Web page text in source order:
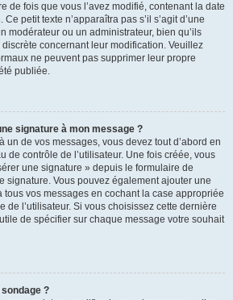
de fois que vous l’avez modifié, contenant la date
petit texte n’apparaîtra pas s’il s’agit d’une
modérateur ou un administrateur, bien qu’ils
concernant leur modification. Veuillez
ne peuvent pas supprimer leur propre
publiée.
signature à mon message ?
un de vos messages, vous devez tout d’abord en
de contrôle de l’utilisateur. Une fois créée, vous
une signature » depuis le formulaire de
signature. Vous pouvez également ajouter une
vos messages en cochant la case appropriée
de l’utilisateur. Si vous choisissez cette dernière
de spécifier sur chaque message votre souhait
?